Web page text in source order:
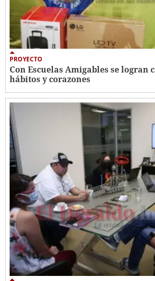
PROYECTO
Con Escuelas Amigables se logran
hábitos y corazones